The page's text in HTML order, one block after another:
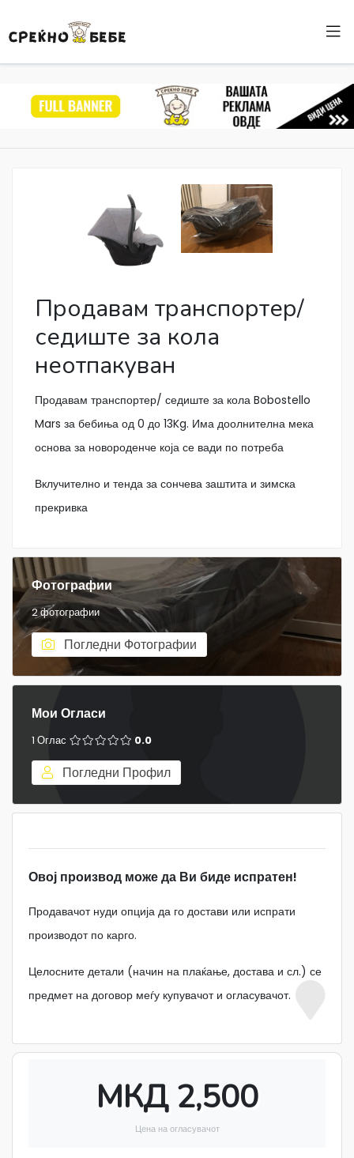
Продавам транспортер/
седиште за кола
неотпакуван
Продавам транспортер/ седиште за кола Bobostello
Mars за бебиња од 0 до 13Kg. Има доолнителна мека
основа за новороденче која се вади по потреба
Вклучително и тенда за сончева заштита и зимска
прекривка
Фотографии
2 фотографии
Погледни Фотографии
Мои Огласи
1 Оглас 0.0
Погледни Профил
Овој производ може да Ви биде испратен!
Продавачот нуди опција да го достави или испрати
производот по карго.
Целосните детали (начин на плаќање, достава и сл.) се
предмет на договор меѓу купувачот и огласувачот.
МКД 2,500
Цена на огласувачот